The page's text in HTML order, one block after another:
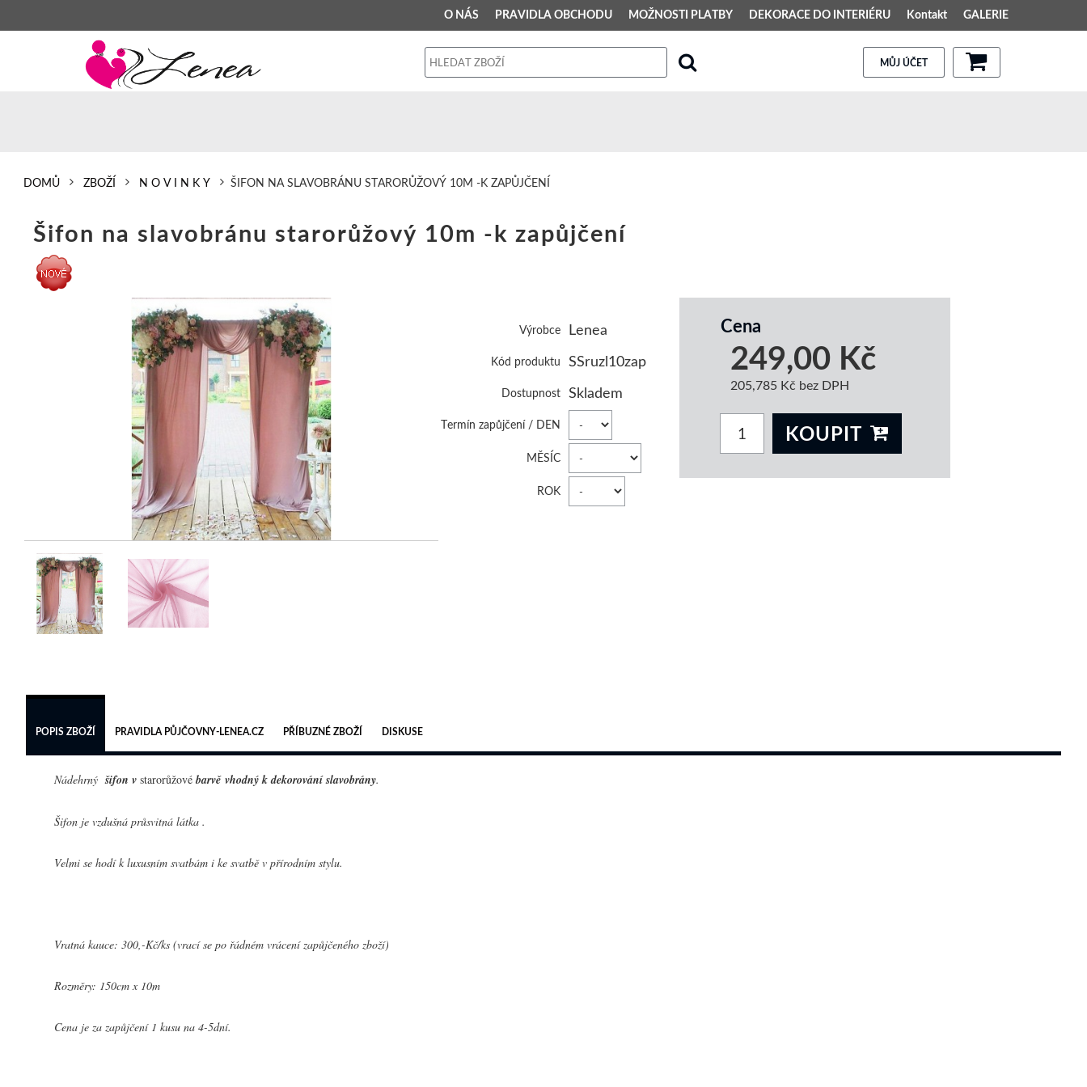
O NÁS PRAVIDLA OBCHODU
PRAVIDLA OBCHODU
MOŽNOSTI PLATBY DEKORACE DO INTERIÉRU Kontakt GALERIE
MŮJ ÚČET
DOMŮ ZBOŽÍ N O V I N K Y ŠIFON NA SLAVOBRÁNU STARORŮŽOVÝ 10M -K ZAPŮJČENÍ
Šifon na slavobránu starorůžový 10m -k zapůjčení
Výrobce Lenea
Kód produktu SSruzl10zap
Dostupnost Skladem
Termín zapůjčení / DEN
MĚSÍC
ROK
Cena
249,00 Kč
205,785 Kč bez DPH
KOUPIT
POPIS ZBOŽÍ PRAVIDLA PŮJČOVNY-LENEA.CZ PŘÍBUZNÉ ZBOŽÍ DISKUSE
Nádehrný šifon v starorůžové barvě vhodný k dekorování slavobrány.
Šifon je vzdušná průsvitná látka .
Velmi se hodí k luxusním svatbám i ke svatbě v přírodním stylu.
Vratná kauce: 300,-Kč/ks (vrací se po řádném vrácení zapůjčeného zboží)
Rozměry: 150cm x 10m
Cena je za zapůjčení 1 kusu na 4-5dní.